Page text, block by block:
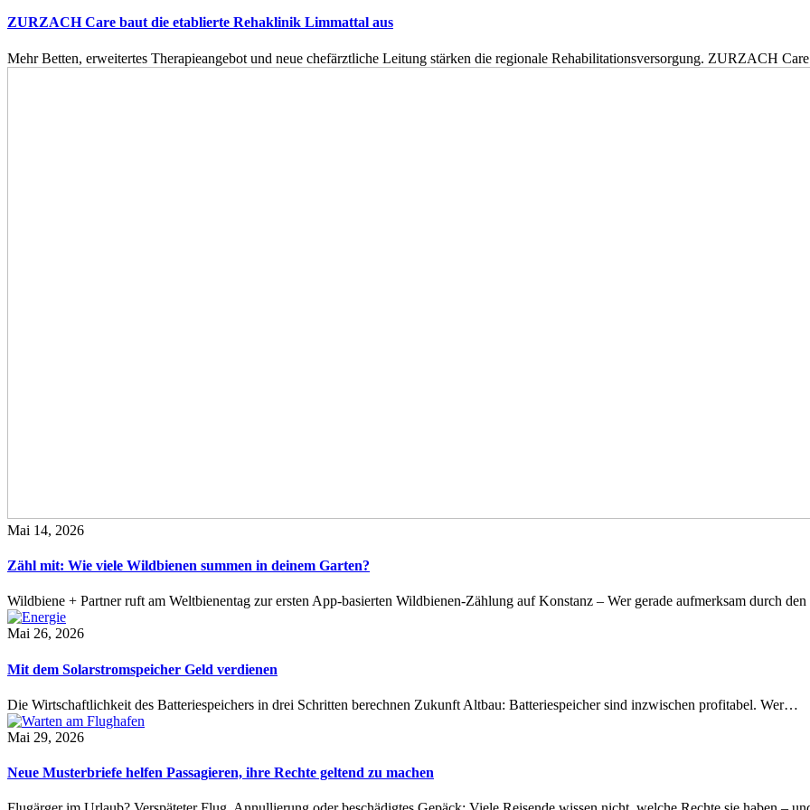
ZURZACH Care baut die etablierte Rehaklinik Limmattal aus
Mehr Betten, erweitertes Therapieangebot und neue chefärztliche Leitung stärken die regionale Rehabilitationsversorgung. ZURZACH
Mai 14, 2026
Zähl mit: Wie viele Wildbienen summen in deinem Garten?
Wildbiene + Partner ruft am Weltbienentag zur ersten App-basierten Wildbienen-Zählung auf Konstanz – Wer gerade aufmerksam durch
Mai 26, 2026
Mit dem Solarstromspeicher Geld verdienen
Die Wirtschaftlichkeit des Batteriespeichers in drei Schritten berechnen Zukunft Altbau: Batteriespeicher sind inzwischen profitabel. Wer…
Mai 29, 2026
Neue Musterbriefe helfen Passagieren, ihre Rechte geltend zu machen